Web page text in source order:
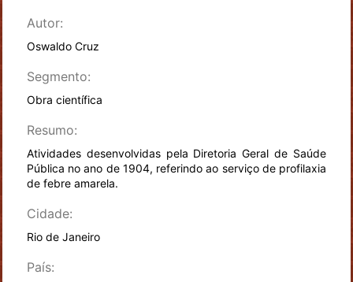
Autor:
Oswaldo Cruz
Segmento:
Obra científica
Resumo:
Atividades desenvolvidas pela Diretoria Geral de Saúde
Pública no ano de 1904, referindo ao serviço de profilaxia
de febre amarela.
Cidade:
Rio de Janeiro
País: